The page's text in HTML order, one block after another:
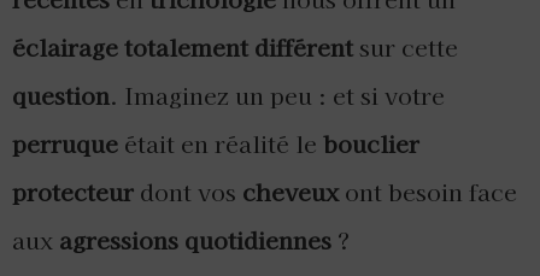
éclairage totalement différentsur cette
question. Imaginez un peu : et si votre
perruque était en réalité le bouclier
protecteur dont vos cheveuxont besoin face
aux agressions quotidiennes ?